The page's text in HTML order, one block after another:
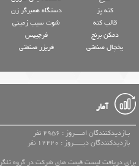
کته پز
قالب کته
دمکن برنج
یخچال صنعتی
دستگاه همبرگر زن
شوت سیب زمینی
فرچیپس
فریزر صنعتی
آمار
بـازدیدکنندگان امــــروز : 2956 نفر
بازدیدکنندگان دیـــــروز : 12220 نفر
برای دریافت لیست قیمت های شرکت در گروه